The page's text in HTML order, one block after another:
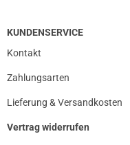
KUNDENSERVICE
Kontakt
Zahlungsarten
Lieferung & Versandkosten
Vertrag widerrufen